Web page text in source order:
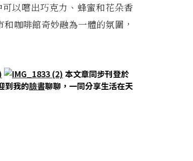
以嚐出巧克力、蜂蜜和花朵香
咖啡館奇妙融為一體的氛圍，
本文章同步刊登於
到我的臉書聊聊，一同分享生活在天